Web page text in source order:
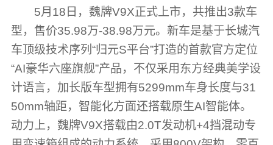
5月18日，魏牌V9X正式上市，共推出3款车
型，售价35.98万-38.98万元。新车是基于长城汽
车顶级技术序列“归元S平台”打造的首款官方定位
“AI豪华六座旗舰”产品，不仅采用东方经典美学设
计语言，加长版车型拥有5299mm车身长度与31
50mm轴距，智能化方面还搭载原生AI智能体。
动力上，魏牌V9X搭载由2.0T发动机+4挡混动专